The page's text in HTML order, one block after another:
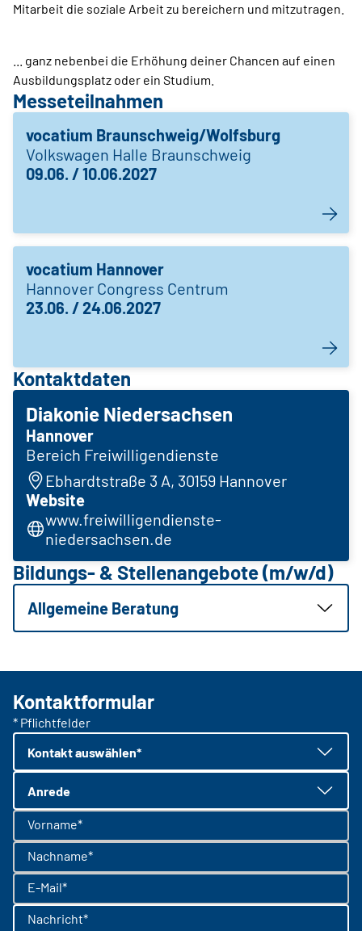
Mitarbeit die soziale Arbeit zu bereichern und mitzutragen.
... ganz nebenbei die Erhöhung deiner Chancen auf einen
Ausbildungsplatz oder ein Studium.
Messeteilnahmen
vocatium Braunschweig/Wolfsburg
Volkswagen Halle Braunschweig
09.06. / 10.06.2027
vocatium Hannover
Hannover Congress Centrum
23.06. / 24.06.2027
Kontaktdaten
Diakonie Niedersachsen
Hannover
Bereich Freiwilligendienste
Ebhardtstraße 3 A, 30159 Hannover
Website
www.freiwilligendienste-
niedersachsen.de
Bildungs- & Stellenangebote (m/w/d)
Allgemeine Beratung
Kontaktformular
* Pflichtfelder
Kontakt auswählen*
Anrede
Vorname*
Nachname*
E-Mail*
Nachricht*